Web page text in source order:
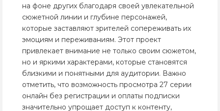
на фоне других благодаря своей увлекательной
сюжетной линии и глубине персонажей,
которые заставляют зрителей сопереживать их
эмоциям и переживаниям. Этот проект
привлекает внимание не только своим сюжетом,
но и яркими характерами, которые становятся
близкими и понятными для аудитории. Важно
отметить, что возможность просмотра 27 серии
онлайн без регистрации и оплаты подписки
значительно упрощает доступ к контенту,